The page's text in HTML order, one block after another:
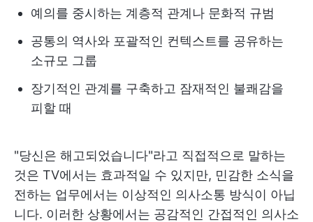
예의를 중시하는 계층적 관계나 문화적 규범
공통의 역사와 포괄적인 컨텍스트를 공유하는
소규모 그룹
장기적인 관계를 구축하고 잠재적인 불쾌감을
피할 때
"당신은 해고되었습니다"라고 직접적으로 말하는
것은 TV에서는 효과적일 수 있지만, 민감한 소식을
전하는 업무에서는 이상적인 의사소통 방식이 아닙
니다. 이러한 상황에서는 공감적인 간접적인 의사소